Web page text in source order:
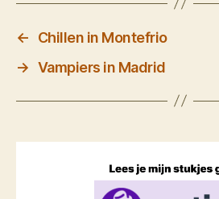
←
Chillen in Montefrio
→ Vampiers in Madrid